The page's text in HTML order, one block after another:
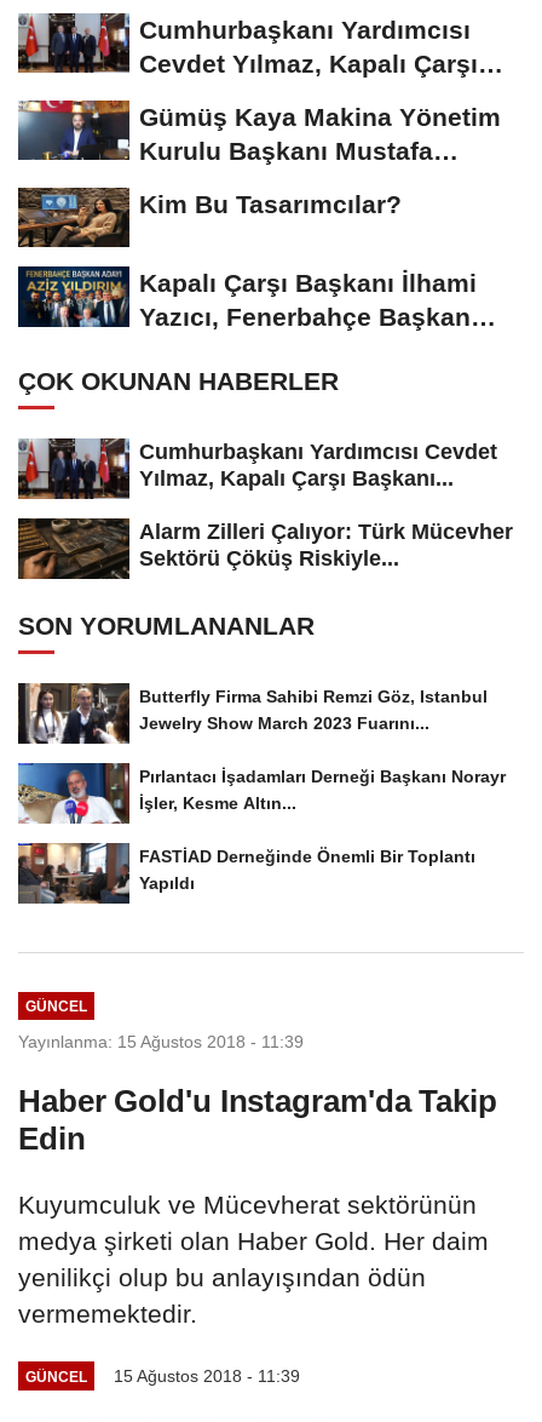
Cumhurbaşkanı Yardımcısı
Cevdet Yılmaz, Kapalı Çarşı
Gümüş Kaya Makina Yönetim
Kurulu Başkanı Mustafa
Kim Bu Tasarımcılar?
Kapalı Çarşı Başkanı İlhami
Yazıcı, Fenerbahçe Başkan
ÇOK OKUNAN HABERLER
Cumhurbaşkanı Yardımcısı Cevdet
Yılmaz, Kapalı Çarşı Başkanı...
Alarm Zilleri Çalıyor: Türk Mücevher
Sektörü Çöküş Riskiyle...
SON YORUMLANANLAR
Butterfly Firma Sahibi Remzi Göz, Istanbul
Jewelry Show March 2023 Fuarını...
Pırlantacı İşadamları Derneği Başkanı Norayr
İşler, Kesme Altın...
FASTİAD Derneğinde Önemli Bir Toplantı
Yapıldı
GÜNCEL
Yayınlanma: 15 Ağustos 2018 - 11:39
Haber Gold'u Instagram'da Takip
Edin
Kuyumculuk ve Mücevherat sektörünün
medya şirketi olan Haber Gold. Her daim
yenilikçi olup bu anlayışından ödün
vermemektedir.
GÜNCEL 15 Ağustos 2018 - 11:39